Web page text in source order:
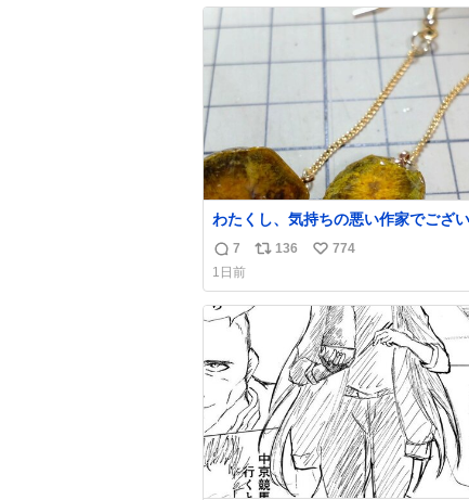
わたくし、気持ちの悪い作家でござ
昨日産出しました胆石をピアスにしま
とても希少な石です。 割ってみたら
綺麗でした。 次回の外来はこれ付けて行きま
す。
返
信
数
7
リ
ス
数
136
い
ね
数
774
1日前